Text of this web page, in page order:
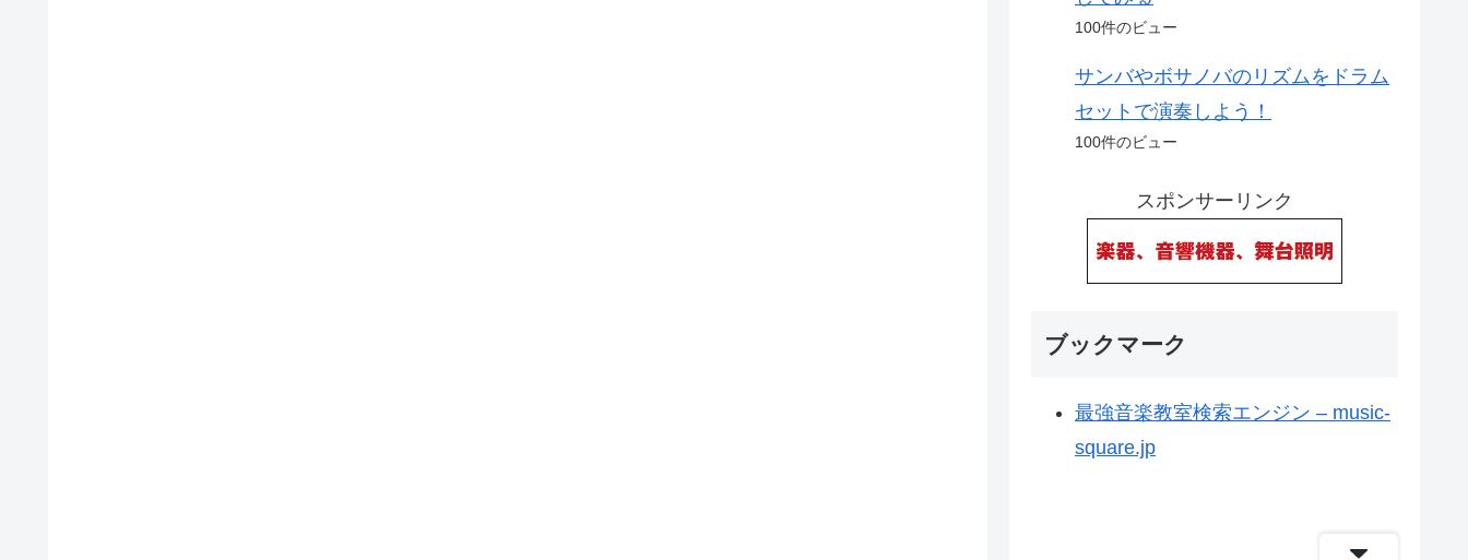
100件のビュー
サンバやボサノバのリズムをドラム
セットで演奏しよう！
100件のビュー
スポンサーリンク
ブックマーク
最強音楽教室検索エンジン – music-
square.jp